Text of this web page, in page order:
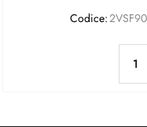
Codice: